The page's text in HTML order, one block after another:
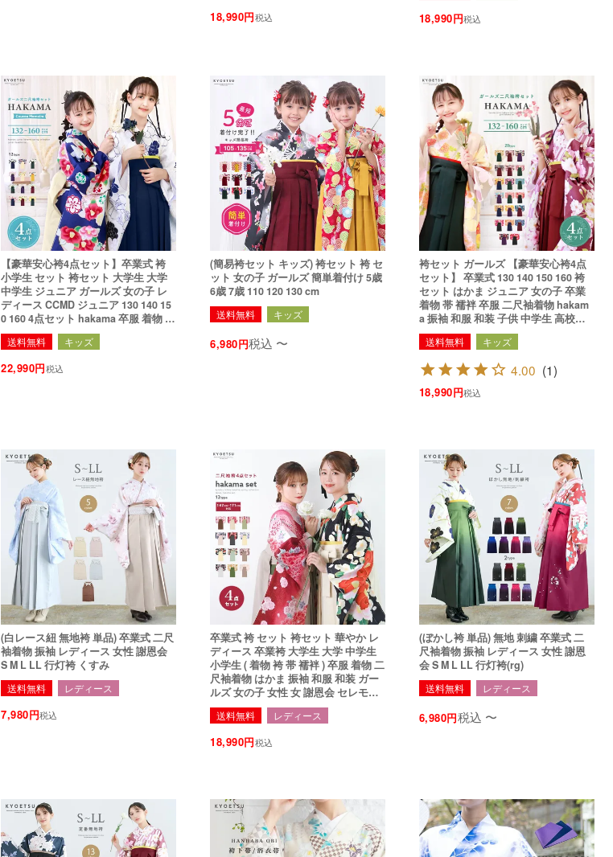
18,990 税込 18,990 税込
【豪華安心袴4点セット】卒業式 袴
小学生 セット 袴セット 大学生 大学
中学生 ジュニア ガールズ 女の子 レ
ディース CCMD ジュニア 130 140 15
0 160 4点セット hakama 卒服 着物 帯
襦袢 二尺袖着物 はかま 振袖 子供 謝
恩会
送料無料 キッズ
22,990 税込
(簡易袴セット キッズ) 袴セット 袴 セ
ット 女の子 ガールズ 簡単着付け 5歳
6歳 7歳 110 120 130 cm
送料無料 キッズ
6,980 税込 〜
袴セット ガールズ 【豪華安心袴4点
セット】 卒業式 130 140 150 160 袴
セット はかま ジュニア 女の子 卒業
着物 帯 襦袢 卒服 二尺袖着物 hakam
a 振袖 和服 和装 子供 中学生 高校生
大学生 華やかB
送料無料 キッズ
4.00 (1)
18,990 税込
(白レース紐 無地袴 単品) 卒業式 二尺
袖着物 振袖 レディース 女性 謝恩会
S M L LL 行灯袴 くすみ
送料無料 レディース
7,980 税込
卒業式 袴 セット 袴セット 華やか レ
ディース 卒業袴 大学生 大学 中学生
小学生 ( 着物 袴 帯 襦袢 ) 卒服 着物 二
尺袖着物 はかま 振袖 和服 和装 ガー
ルズ 女の子 女性 女 謝恩会 セレモニ
ー 150 160
送料無料 レディース
18,990 税込
(ぼかし袴 単品) 無地 刺繍 卒業式 二
尺袖着物 振袖 レディース 女性 謝恩
会 S M L LL 行灯袴(rg)
送料無料 レディース
6,980 税込 〜